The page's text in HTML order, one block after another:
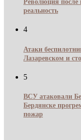
Революция после
реальность
4
Атаки
Лазаревском и
5
ВСУ атаковали
Бердянске
пожар